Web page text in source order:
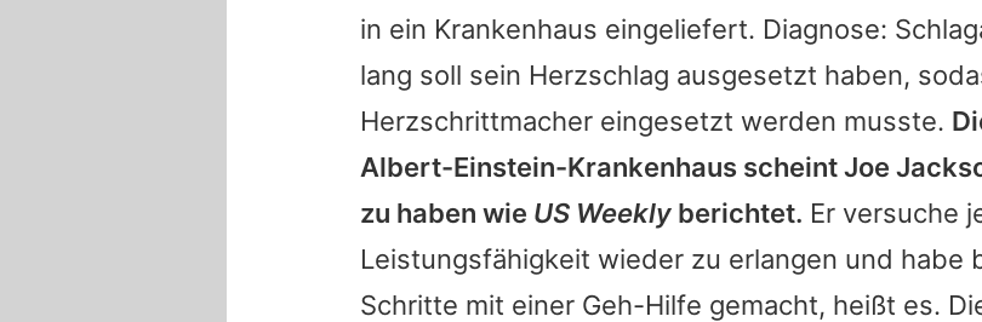
in ein Krankenhaus eingeliefert. Diagnose:
lang soll sein Herzschlag ausgesetzt haben,
Herzschrittmacher eingesetzt werden musste.
Albert-Einstein-Krankenhaus scheintJoe
zu haben wie US Weekly berichtet. Er versuche
Leistungsfähigkeit wieder zu erlangen und habe
Schritte mit einer Geh-Hilfe gemacht, heißt es.